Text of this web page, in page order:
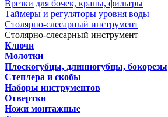
Врезки для бочек, краны, фильтры
Таймеры и регуляторы уровня воды
Столярно-слесарный инструмент
Столярно-слесарный инструмент
Ключи
Молотки
Плоскогубцы, длинногубцы, бокорезы
Степлера и скобы
Наборы инструментов
Отвертки
Ножи монтажные